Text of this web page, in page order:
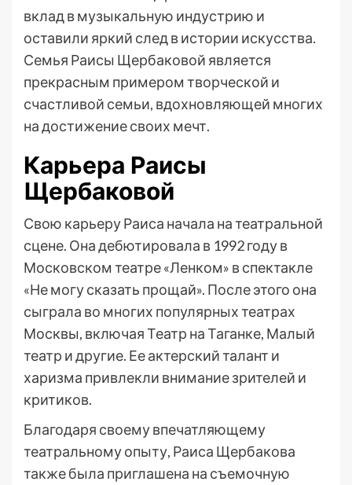
вклад в музыкальную индустрию и
оставили яркий след в истории искусства.
Семья Раисы Щербаковой является
прекрасным примером творческой и
счастливой семьи, вдохновляющей многих
на достижение своих мечт.
Карьера Раисы
Щербаковой
Свою карьеру Раиса начала на театральной
сцене. Она дебютировала в 1992 году в
Московском театре «Ленком» в спектакле
«Не могу сказать прощай». После этого она
сыграла во многих популярных театрах
Москвы, включая Театр на Таганке, Малый
театр и другие. Ее актерский талант и
харизма привлекли внимание зрителей и
критиков.
Благодаря своему впечатляющему
театральному опыту, Раиса Щербакова
также была приглашена на съемочную